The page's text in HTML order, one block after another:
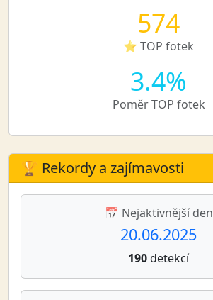
574
⭐ TOP fotek
3.4%
Poměr TOP fotek
🏆 Rekordy a zajímavosti
📅 Nejaktivnější den
20.06.2025
190detekcí